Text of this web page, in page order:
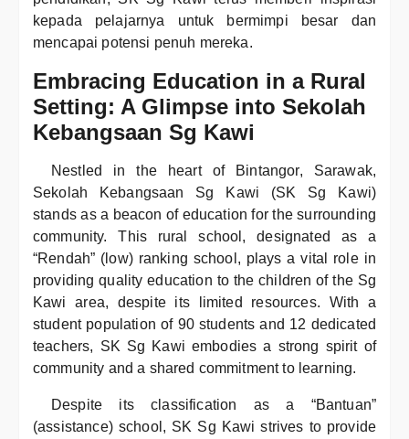
kepada pelajarnya untuk bermimpi besar dan
mencapai potensi penuh mereka.
Embracing Education in a Rural
Setting: A Glimpse into Sekolah
Kebangsaan Sg Kawi
Nestled in the heart of Bintangor, Sarawak,
Sekolah Kebangsaan Sg Kawi (SK Sg Kawi)
stands as a beacon of education for the surrounding
community. This rural school, designated as a
“Rendah” (low) ranking school, plays a vital role in
providing quality education to the children of the Sg
Kawi area, despite its limited resources. With a
student population of 90 students and 12 dedicated
teachers, SK Sg Kawi embodies a strong spirit of
community and a shared commitment to learning.
Despite its classification as a “Bantuan”
(assistance) school, SK Sg Kawi strives to provide